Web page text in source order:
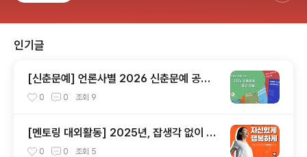
인기글
[신춘문예] 언론사별 2026 신춘문예 공고
모음
0 0 조회 9
[멘토링 대외활동] 2025년, 잡생각 없이 가
장 '나답게' 성공하는 법 ㅣ자기계발 명상캠프
0 0 조회 5